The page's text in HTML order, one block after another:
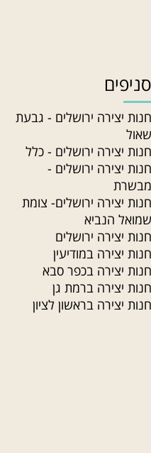
סניפים
חנות יצירה ירושלים - גבעת
שאול
חנות יצירה ירושלים - כלל
חנות יצירה ירושלים -
מבשרת
חנות יצירה ירושלים- צומת
שמואל הנביא
חנות יצירה ירושלים
חנות יצירה במודיעין
חנות יצירה בכפר סבא
חנות יצירה ברמת גן
חנות יצירה בראשון לציון